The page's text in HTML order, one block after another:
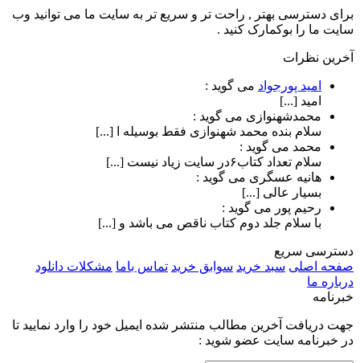
برای دسترسی بهتر , راحت تر و سریع تر به سایت ما می توانید وب
سایت ما را بوکمارک کنید .
آخرین نظرات
امید پورجواد می گوید :
امید [...]
محمدشهنوازی می گوید :
سلام بنده محمد شهنوازی فقط بوسیله ا [...]
محمد می گوید :
سلام تعداد کتاب۶در سایت زیاد نیست [...]
هانیه عسگری می گوید :
بسیار عالی [...]
رحیم پور می گوید :
با سلام جلد دوم کتاب ناقص می باشد و [...]
دسترسی سریع
صفحه اصلی سبد خرید سوابق خرید تماس باما مشکلات دانلود
درباره ما
خبرنامه
جهت دریافت آخرین مطالب منتشر شده ایمیل خود را وارد نمایید تا
در خبرنامه سایت عضو شوید :